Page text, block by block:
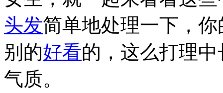
头发简单地处理一下，
别的好看的，这么打理
气质。